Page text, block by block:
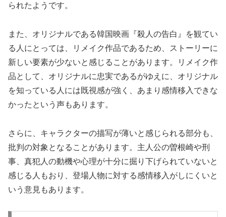
られたようです。
また、オリジナルである韓国映画『殺人の告白』を観てい
る人にとっては、リメイク作品であるため、ストーリーに
新しい要素が少ないと感じることがあります。リメイク作
品として、オリジナルに忠実であるがゆえに、オリジナル
を知っている人には既視感が強く、あまり感情移入できな
かったという声もあります。
さらに、キャラクターの描写が薄いと感じられる部分も、
批判の対象となることがあります。主人公の曽根崎や刑
事、真犯人の動機や心理が十分に掘り下げられていないと
感じる人もおり、登場人物に対する感情移入がしにくいと
いう意見もあります。